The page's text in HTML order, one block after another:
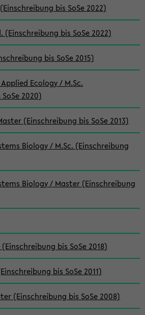
bis SoSe 2022)
(Einschreibung bis SoSe 2022)
bis SoSe 2015)
Ecology / M.Sc.
2020)
(Einschreibung bis SoSe 2013)
Biology / M.Sc. (Einschreibung
Biology / Master (Einschreibung
bis SoSe 2018)
bis SoSe 2011)
(Einschreibung bis SoSe 2008)